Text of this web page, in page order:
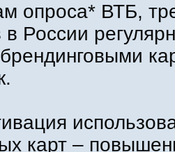
опроса* ВТБ,
России
карт –